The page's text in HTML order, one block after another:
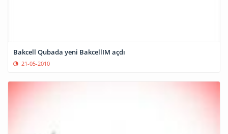
Bakcell Qubada yeni BakcellIM açdı
21-05-2010